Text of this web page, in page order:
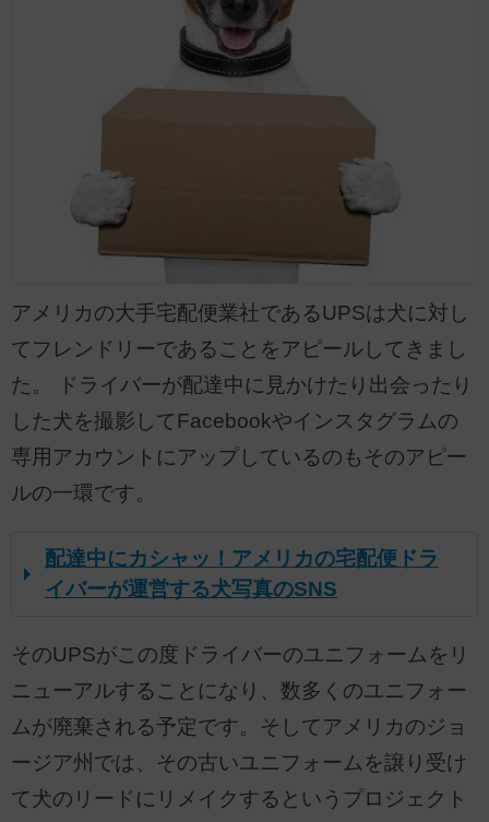
アメリカの大手宅配便業社であるUPSは犬に対し
てフレンドリーであることをアピールしてきまし
た。 ドライバーが配達中に見かけたり出会ったり
した犬を撮影してFacebookやインスタグラムの
専用アカウントにアップしているのもそのアピー
ルの一環です。
配達中にカシャッ！アメリカの宅配便ドラ
イバーが運営する犬写真のSNS
そのUPSがこの度ドライバーのユニフォームをリ
ニューアルすることになり、数多くのユニフォー
ムが廃棄される予定です。そしてアメリカのジョ
ージア州では、その古いユニフォームを譲り受け
て犬のリードにリメイクするというプロジェクト